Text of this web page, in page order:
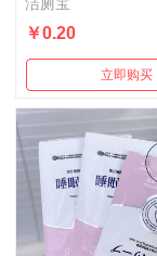
￥0.20
立即购买